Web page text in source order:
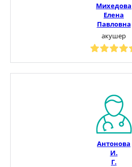
Михедова
Елена
Павловна
акушер
Антонова
И.
Г.